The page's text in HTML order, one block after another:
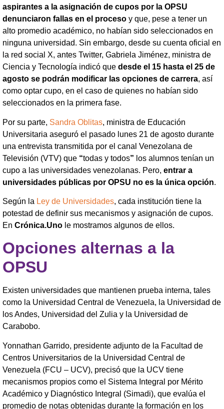
aspirantes a la asignación de cupos por la OPSU
denunciaron fallas en el proceso y que, pese a tener un
alto promedio académico, no habían sido seleccionados en
ninguna universidad. Sin embargo, desde su cuenta oficial en
la red social X, antes Twitter, Gabriela Jiménez, ministra de
Ciencia y Tecnología indicó que desde el 15 hasta el 25 de
agosto se podrán modificar las opciones de carrera, así
como optar cupo, en el caso de quienes no habían sido
seleccionados en la primera fase.
Por su parte, Sandra Oblitas, ministra de Educación
Universitaria aseguró el pasado lunes 21 de agosto durante
una entrevista transmitida por el canal Venezolana de
Televisión (VTV) que “todas y todos” los alumnos tenían un
cupo a las universidades venezolanas. Pero, entrar a
universidades públicas por OPSU no es la única opción.
Según la Ley de Universidades, cada institución tiene la
potestad de definir sus mecanismos y asignación de cupos.
En Crónica.Uno le mostramos algunos de ellos.
Opciones alternas a la
OPSU
Existen universidades que mantienen prueba interna, tales
como la Universidad Central de Venezuela, la Universidad de
los Andes, Universidad del Zulia y la Universidad de
Carabobo.
Yonnathan Garrido, presidente adjunto de la Facultad de
Centros Universitarios de la Universidad Central de
Venezuela (FCU – UCV), precisó que la UCV tiene
mecanismos propios como el Sistema Integral por Mérito
Académico y Diagnóstico Integral (Simadi), que evalúa el
promedio de notas obtenidas durante la formación en los